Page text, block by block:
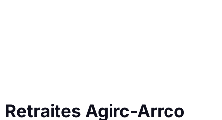
Retraites Agirc-Arrco